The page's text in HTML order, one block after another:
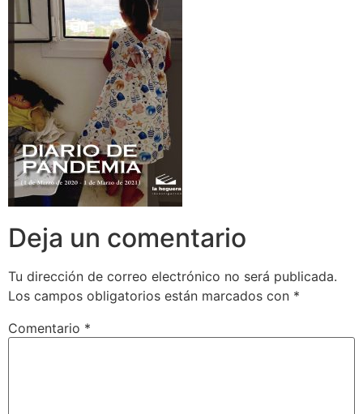
Deja un comentario
Tu dirección de correo electrónico no será publicada.
Los campos obligatorios están marcados con *
Comentario *